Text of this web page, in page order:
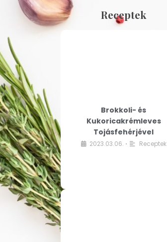
Receptek
Brokkoli- és
Kukoricakrémleves
Tojásfehérjével
2023.03.06. • Receptek